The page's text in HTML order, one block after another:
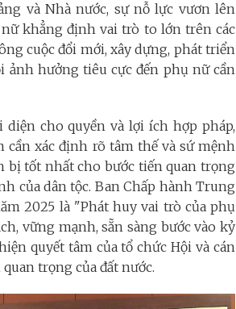
và Nhà nước, sự nỗ lực vươn lên
khẳng định vai trò to lớn trên các
cuộc đổi mới, xây dựng, phát triển
ảnh hưởng tiêu cực đến phụ nữ cần
cho quyền và lợi ích hợp pháp,
cần xác định rõ tâm thế và sứ mệnh
bị tốt nhất cho bước tiến quan trọng
của dân tộc. Ban Chấp hành Trung
2025 là "Phát huy vai trò của phụ
vững mạnh, sẵn sàng bước vào kỷ
quyết tâm của tổ chức Hội và cán
trọng của đất nước.